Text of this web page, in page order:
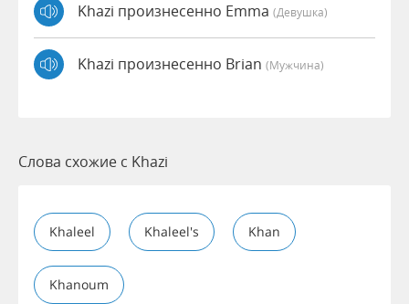
Khazi произнесенно Emma (девушка)
Khazi произнесенно Brian (мужчина)
Слова схожие с Khazi
Khaleel Khaleel's Khan
Khanoum